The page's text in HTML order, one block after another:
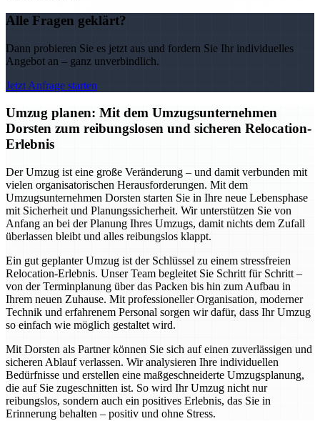
Alle Fragen geklärt?
Dann probieren Sie es jetzt aus und fordern Sie Ihr individuelles
Angebot an – ganz unverbindlich.
Jetzt Anfrage starten
Umzug planen: Mit dem Umzugsunternehmen
Dorsten zum reibungslosen und sicheren Relocation-
Erlebnis
Der Umzug ist eine große Veränderung – und damit verbunden mit
vielen organisatorischen Herausforderungen. Mit dem
Umzugsunternehmen Dorsten starten Sie in Ihre neue Lebensphase
mit Sicherheit und Planungssicherheit. Wir unterstützen Sie von
Anfang an bei der Planung Ihres Umzugs, damit nichts dem Zufall
überlassen bleibt und alles reibungslos klappt.
Ein gut geplanter Umzug ist der Schlüssel zu einem stressfreien
Relocation-Erlebnis. Unser Team begleitet Sie Schritt für Schritt –
von der Terminplanung über das Packen bis hin zum Aufbau in
Ihrem neuen Zuhause. Mit professioneller Organisation, moderner
Technik und erfahrenem Personal sorgen wir dafür, dass Ihr Umzug
so einfach wie möglich gestaltet wird.
Mit Dorsten als Partner können Sie sich auf einen zuverlässigen und
sicheren Ablauf verlassen. Wir analysieren Ihre individuellen
Bedürfnisse und erstellen eine maßgeschneiderte Umzugsplanung,
die auf Sie zugeschnitten ist. So wird Ihr Umzug nicht nur
reibungslos, sondern auch ein positives Erlebnis, das Sie in
Erinnerung behalten – positiv und ohne Stress.